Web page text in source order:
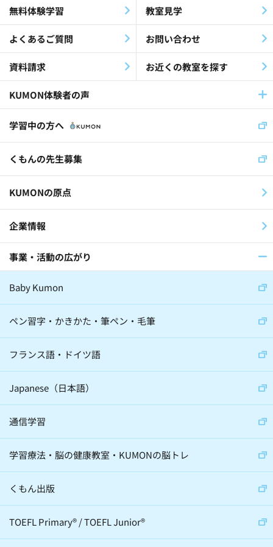
最終教材修了生(26)
KEIA(41)
認知症(26)
歌(12)
放課後等デイサービス(19)
児童福祉施設(11)
くもんの先生(30)
公文国際学園(29)
医師(32) 棋士(15)
俳優(8)
アナウンサー(6)
大学教授(18)
小説家(6)
日本教育史学者(2)
サイエンスコミュニケーター(5)
音楽(22)
経営学(19)
脳科学(24)
天文学(4)
建築(2)
無料体験学習 教室見学
よくあるご質問 お問い合わせ
資料請求 お近くの教室を探す
KUMON体験者の声
学習中の方へ
くもんの先生募集
KUMONの原点
企業情報
事業・活動の広がり
Baby Kumon
ペン習字・かきかた・筆ペン・毛筆
フランス語・ドイツ語
Japanese（日本語）
通信学習
学習療法・脳の健康教室・KUMONの脳トレ
くもん出版
TOEFL Primary®/TOEFL Junior®